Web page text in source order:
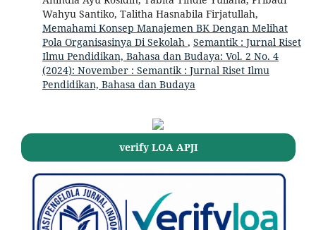
Wahyu Santiko, Talitha Hasnabila Firjatullah,
Memahami Konsep Manajemen BK Dengan Melihat
Pola Organisasinya Di Sekolah , Semantik : Jurnal Riset
Ilmu Pendidikan, Bahasa dan Budaya: Vol. 2 No. 4
(2024): November : Semantik : Jurnal Riset Ilmu
Pendidikan, Bahasa dan Budaya
verify LOA APJI